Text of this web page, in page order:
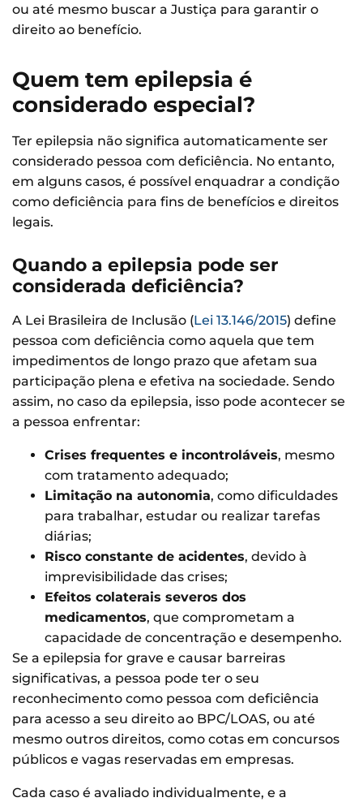
ou até mesmo buscar a Justiça para garantir o
direito ao benefício.
Quem tem epilepsia é
considerado especial?
Ter epilepsia não significa automaticamente ser
considerado pessoa com deficiência. No entanto,
em alguns casos, é possível enquadrar a condição
como deficiência para fins de benefícios e direitos
legais.
Quando a epilepsia pode ser
considerada deficiência?
A Lei Brasileira de Inclusão (Lei 13.146/2015) define
pessoa com deficiência como aquela que tem
impedimentos de longo prazo que afetam sua
participação plena e efetiva na sociedade. Sendo
assim, no caso da epilepsia, isso pode acontecer se
a pessoa enfrentar:
Crises frequentes e incontroláveis, mesmo
com tratamento adequado;
Limitação na autonomia, como dificuldades
para trabalhar, estudar ou realizar tarefas
diárias;
Risco constante de acidentes, devido à
imprevisibilidade das crises;
Efeitos colaterais severos dos
medicamentos, que comprometam a
capacidade de concentração e desempenho.
Se a epilepsia for grave e causar barreiras
significativas, a pessoa pode ter o seu
reconhecimento como pessoa com deficiência
para acesso a seu direito ao BPC/LOAS, ou até
mesmo outros direitos, como cotas em concursos
públicos e vagas reservadas em empresas.
Cada caso é avaliado individualmente, e a